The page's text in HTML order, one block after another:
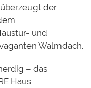
der
und
Walmdach.
– das
Haus